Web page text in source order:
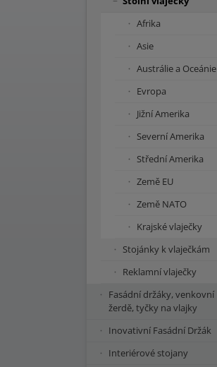
Afrika
Asie
Austrálie a Oceánie
Evropa
Jižní Amerika
Severní Amerika
Střední Amerika
Země EU
Země NATO
Krajské vlaječky
Stojánky k vlaječkám
Reklamní vlaječky
Fasádní držáky, venkovní
žerdě, tyčky na vlajky
Inovativní Fasádní Držák
Interiérové stojany